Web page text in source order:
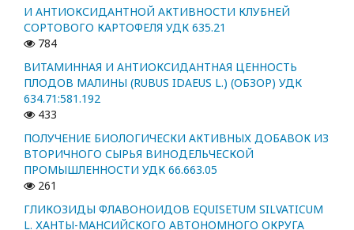
И АНТИОКСИДАНТНОЙ АКТИВНОСТИ КЛУБНЕЙ
СОРТОВОГО КАРТОФЕЛЯ УДК 635.21
784
ВИТАМИННАЯ И АНТИОКСИДАНТНАЯ ЦЕННОСТЬ
ПЛОДОВ МАЛИНЫ (RUBUS IDAEUS L.) (ОБЗОР) УДК
634.71:581.192
433
ПОЛУЧЕНИЕ БИОЛОГИЧЕСКИ АКТИВНЫХ ДОБАВОК ИЗ
ВТОРИЧНОГО СЫРЬЯ ВИНОДЕЛЬЧЕСКОЙ
ПРОМЫШЛЕННОСТИ УДК 66.663.05
261
ГЛИКОЗИДЫ ФЛАВОНОИДОВ EQUISETUM SILVATICUM
L. ХАНТЫ-МАНСИЙСКОГО АВТОНОМНОГО ОКРУГА